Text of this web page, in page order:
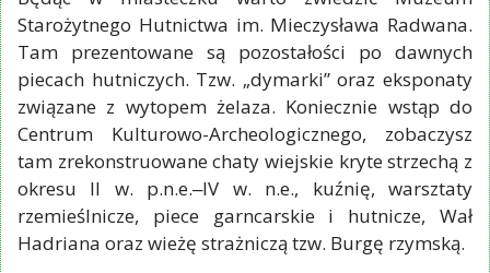
Starożytnego Hutnictwa im. Mieczysława Radwana.
Tam prezentowane są pozostałości po dawnych
piecach hutniczych. Tzw. „dymarki” oraz eksponaty
związane z wytopem żelaza. Koniecznie wstąp do
Centrum Kulturowo-Archeologicznego, zobaczysz
tam zrekonstruowane chaty wiejskie kryte strzechą z
okresu II w. p.n.e.‒IV w. n.e., kuźnię, warsztaty
rzemieślnicze, piece garncarskie i hutnicze, Wał
Hadriana oraz wieżę strażniczą tzw. Burgę rzymską.